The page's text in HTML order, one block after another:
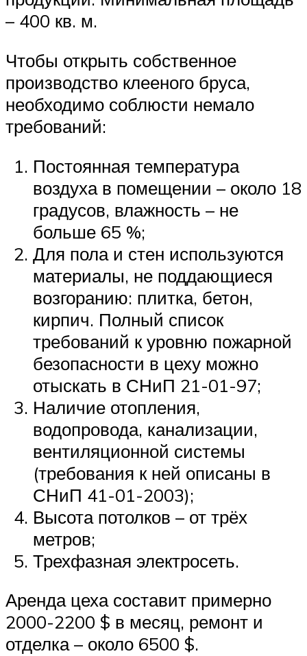
– 400 кв. м.
Чтобы открыть собственное
производство клееного бруса,
необходимо соблюсти немало
требований:
Постоянная температура
воздуха в помещении – около 18
градусов, влажность – не
больше 65 %;
Для пола и стен используются
материалы, не поддающиеся
возгоранию: плитка, бетон,
кирпич. Полный список
требований к уровню пожарной
безопасности в цеху можно
отыскать в СНиП 21-01-97;
Наличие отопления,
водопровода, канализации,
вентиляционной системы
(требования к ней описаны в
СНиП 41-01-2003);
Высота потолков – от трёх
метров;
Трехфазная электросеть.
Аренда цеха составит примерно
2000-2200 $ в месяц, ремонт и
отделка – около 6500 $.